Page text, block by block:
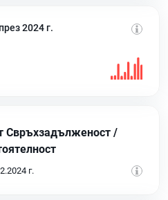
2024 г.
Свръхзадълженост /
г.